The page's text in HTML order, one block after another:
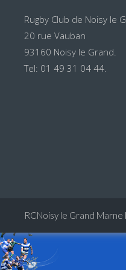
Rugby Club de Noisy le
20 rue Vauban
93160 Noisy le Grand.
Tel: 01 49 31 04 44.
RCNoisy le Grand Marne